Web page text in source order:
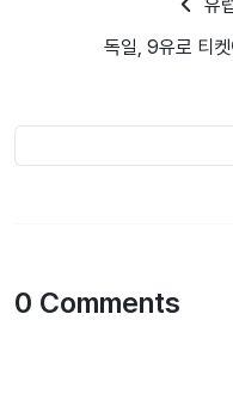
유
독일, 9유로 티
0 Comments